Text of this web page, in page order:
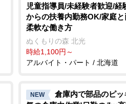
児童指導員/未経験者歓迎/経
からの扶養内勤務OK/家庭
柔軟な働き方
ぬくもりの森 北光
時給1,100円～
アルバイト・パート / 北海道
NEW
倉庫内で部品のピッ